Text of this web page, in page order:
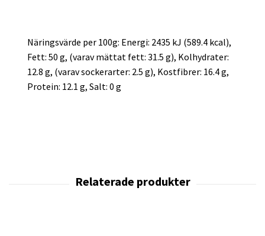
Näringsvärde per 100g: Energi: 2435 kJ (589.4 kcal),
Fett: 50 g, (varav mättat fett: 31.5 g), Kolhydrater:
12.8 g, (varav sockerarter: 2.5 g), Kostfibrer: 16.4 g,
Protein: 12.1 g, Salt: 0 g